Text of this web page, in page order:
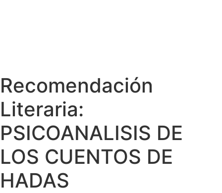
Recomendación
Literaria:
PSICOANALISIS DE
LOS CUENTOS DE
HADAS